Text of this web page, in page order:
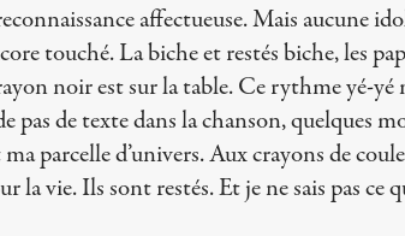
affectueuse. Mais aucune
touché. La biche et restés biche, les
noir est sur la table. Ce rythme yé-yé
pas de texte dans la chanson, quelques
parcelle d’univers. Aux crayons de
la vie. Ils sont restés. Et je ne sais pas ce